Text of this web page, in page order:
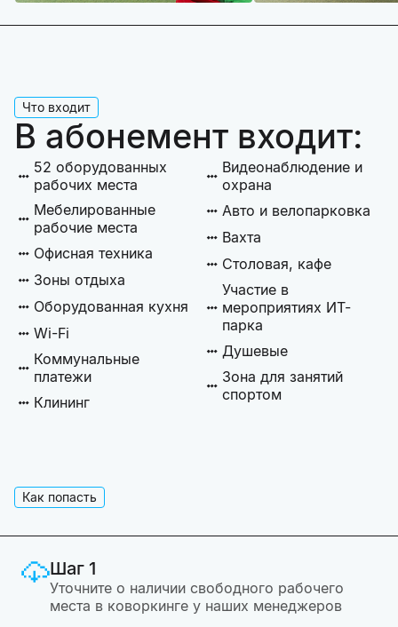
Что входит
В абонемент входит:
52 оборудованных
рабочих места
Мебелированные
рабочие места
Офисная техника
Зоны отдыха
Оборудованная кухня
Wi-Fi
Коммунальные
платежи
Клининг
Видеонаблюдение и
охрана
Авто и велопарковка
Вахта
Столовая, кафе
Участие в
мероприятиях ИТ-
парка
Душевые
Зона для занятий
спортом
Как попасть
Шаг 1
Уточните о наличии свободного рабочего
места в коворкинге у наших менеджеров